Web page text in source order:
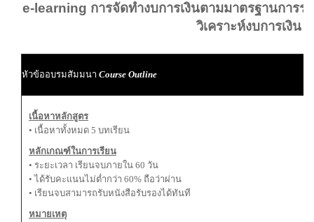
e-learning การจัดทำงบการเงินตามมาตรฐานการร
วิเคราะห์งบการเงิน
หัวข้ออบรมสัมมนา Course Outline
เนื้อหาหลักสูตร
• เนื้อหาทั้งหมด 5 บทเรียน
หลักเกณฑ์ในการเรียน
• ระยะเวลา เรียนจบภายใน 60 วัน
• ได้รับคะแนนไม่ต่ำกว่า 60% ถือว่าผ่าน
• เรียนจบสามารถรับหนังสือรับรองได้ทันที
หมายเหตุ